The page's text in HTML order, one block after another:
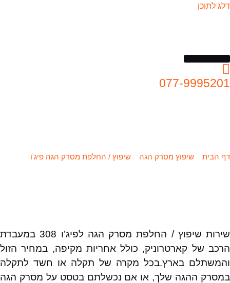
דלג לתוכן
077-9995201
דף הבית שיפוץ מסרק הגה שיפוץ / החלפת מסרק הגה פיג'ו
שירות שיפוץ / החלפת מסרק הגה לפיג’ו 308 במעבדת
הרכב של קארטרוניק, כולל אחריות מקיפה, במחיר הזול
והמשתלם בארץ.בכל מקרה של תקלה או חשד לתקלה
במסרק ההגה שלך, או אם נכשלתם בטסט על מסרק הגה